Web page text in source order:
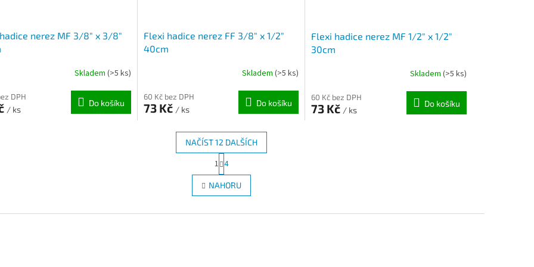
nerez MF 3/8" x 3/8"
Skladem (>5 ks)
DPH
/ ks
Do košíku
Flexi hadice nerez FF 3/8" x 1/2"
40cm
Skladem (>5 ks)
60 Kč bez DPH
73 Kč / ks
Do košíku
Flexi hadice nerez MF 1/2" x 1/2"
30cm
Skladem (>5 ks)
60 Kč bez DPH
73 Kč / ks
Do košíku
O
v
l
d
NAČÍST 12 DALŠÍCH
t
r
á
n
1 4
NAHORU